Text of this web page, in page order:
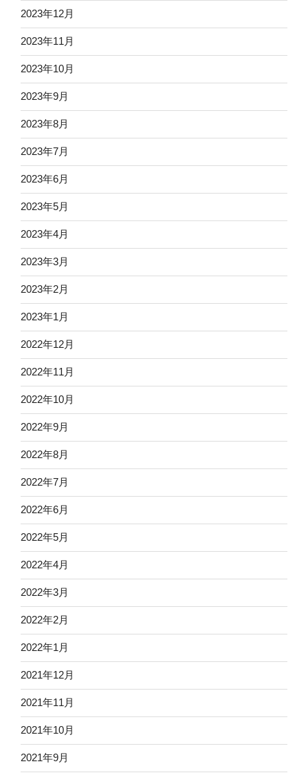
2023年12月
2023年11月
2023年10月
2023年9月
2023年8月
2023年7月
2023年6月
2023年5月
2023年4月
2023年3月
2023年2月
2023年1月
2022年12月
2022年11月
2022年10月
2022年9月
2022年8月
2022年7月
2022年6月
2022年5月
2022年4月
2022年3月
2022年2月
2022年1月
2021年12月
2021年11月
2021年10月
2021年9月